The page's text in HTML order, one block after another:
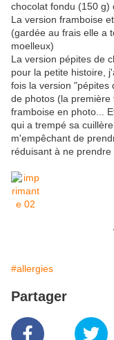
chocolat fondu (150 g)
La version framboise
(gardée au frais elle a
moelleux)
La version pépites de
pour la petite histoire,
fois la version "pépites
de photos (la première
framboise en photo...
qui a trempé sa
m'empêchant de
réduisant à ne
#allergies
Partager